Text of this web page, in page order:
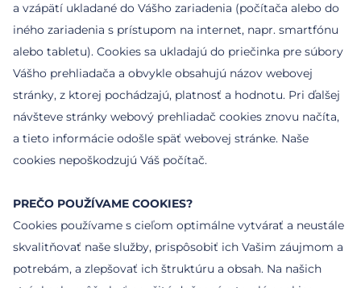
a vzápätí ukladané do Vášho zariadenia (počítača alebo do
iného zariadenia s prístupom na internet, napr. smartfónu
alebo tabletu). Cookies sa ukladajú do priečinka pre súbory
Vášho prehliadača a obvykle obsahujú názov webovej
stránky, z ktorej pochádzajú, platnosť a hodnotu. Pri ďalšej
návšteve stránky webový prehliadač cookies znovu načíta,
a tieto informácie odošle späť webovej stránke. Naše
cookies nepoškodzujú Váš počítač.
PREČO POUŽÍVAME COOKIES?
Cookies používame s cieľom optimálne vytvárať a neustále
skvalitňovať naše služby, prispôsobiť ich Vašim záujmom a
potrebám, a zlepšovať ich štruktúru a obsah. Na našich